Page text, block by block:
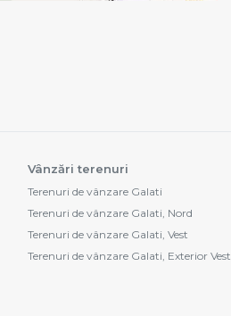
Vânzări terenuri
Terenuri de vânzare Galati
Terenuri de vânzare Galati, Nord
Terenuri de vânzare Galati, Vest
Terenuri de vânzare Galati, Exterior Vest